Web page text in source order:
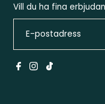
Vill du ha fina